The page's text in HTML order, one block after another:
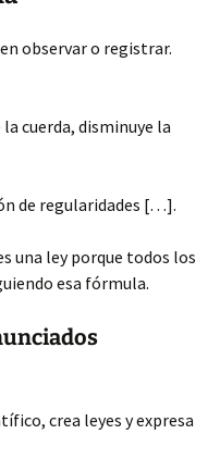
observar o registrar.
cuerda, disminuye la
de regularidades […].
una ley porque todos los
esa fórmula.
crea leyes y expresa